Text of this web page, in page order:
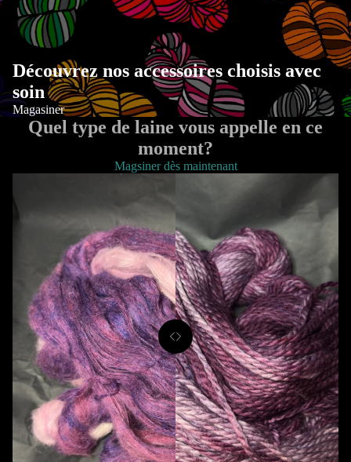
Découvrez nos accessoires choisis avec
soin
Magasiner
Quel type de laine vous appelle en ce
moment?
Magsiner dès maintenant